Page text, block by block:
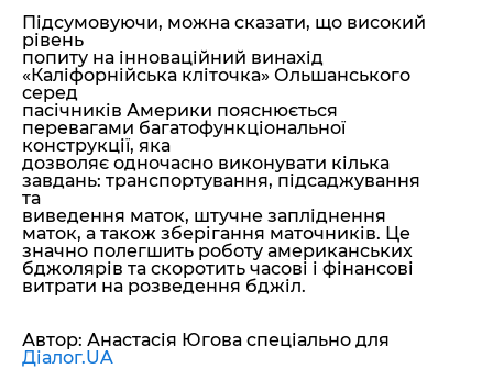
Підсумовуючи, можна сказати, що високий
рівень
попиту на інноваційний винахід
«Каліфорнійська кліточка» Ольшанського
серед
пасічників Америки пояснюється
перевагами багатофункціональної
конструкції, яка
дозволяє одночасно виконувати кілька
завдань: транспортування, підсаджування
та
виведення маток, штучне запліднення
маток, а також зберігання маточників. Це
значно полегшить роботу американських
бджолярів та скоротить часові і фінансові
витрати на розведення бджіл.
Автор: Анастасія Югова спеціально для
Діалог.UA